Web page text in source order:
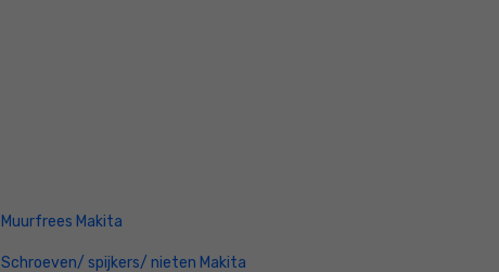
Muurfrees Makita
Schroeven/ spijkers/ nieten Makita